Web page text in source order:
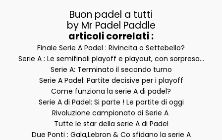
Buon padel a tutti
by Mr Padel Paddle
articoli correlati :
Finale Serie A Padel : Rivincita o Settebello?
Serie A : Le semifinali playoff e playout, con sorpresa…
Serie A: Terminato il secondo turno
Serie A Padel: Partite decisive per i playoff
Come funziona la serie A di padel?
Serie A di Padel: Si parte ! Le partite di oggi
Rivoluzione campionato di Serie A
Tutte le star della serie A di Padel
Due Ponti : Gala,Lebron & Co sfidano la serie A